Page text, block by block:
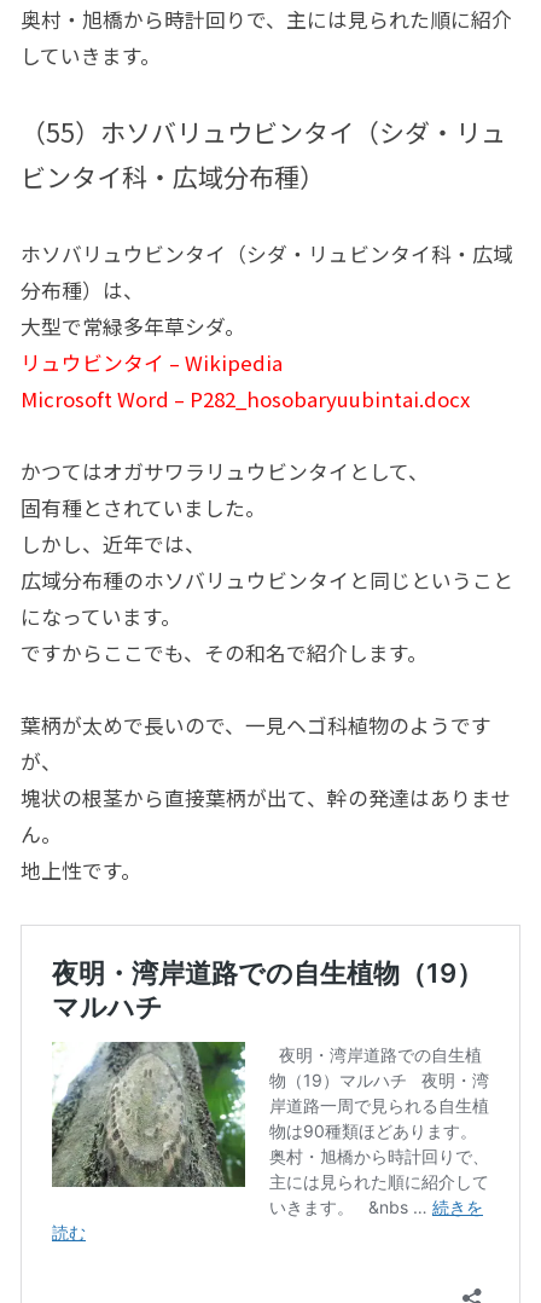
奥村・旭橋から時計回りで、主には見られた順に紹介
していきます。
（55）ホソバリュウビンタイ（シダ・リュ
ビンタイ科・広域分布種）
ホソバリュウビンタイ（シダ・リュビンタイ科・広域
分布種）は、
大型で常緑多年草シダ。
リュウビンタイ – Wikipedia
Microsoft Word – P282_hosobaryuubintai.docx
かつてはオガサワラリュウビンタイとして、
固有種とされていました。
しかし、近年では、
広域分布種のホソバリュウビンタイと同じということ
になっています。
ですからここでも、その和名で紹介します。
葉柄が太めで長いので、一見ヘゴ科植物のようです
が、
塊状の根茎から直接葉柄が出て、幹の発達はありませ
ん。
地上性です。